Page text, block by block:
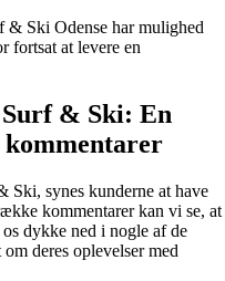
& Ski Odense har mulighed
fortsat at levere en
Surf & Ski: En
kommentarer
Ski, synes kunderne at have
kommentarer kan vi se, at
dykke ned i nogle af de
deres oplevelser med